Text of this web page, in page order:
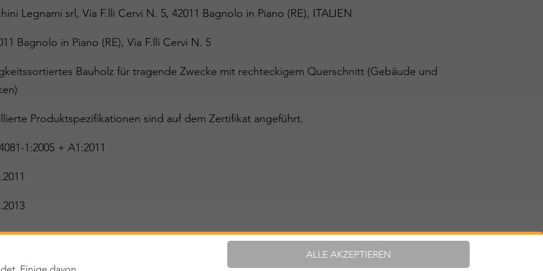
ALLE AKZEPTIEREN
Legnami srl, Via F.lli Cervi N. 5, 42011 Bagnolo in Piano (RE), ITALIEN
Bagnolo in Piano (RE), Via F.lli Cervi N. 5
Bauholz für tragende Zwecke mit rechteckigem Querschnitt (Gebäude und
Produktspezifikationen sind auf dem Zertifikat angeführt.
1:2005 + A1:2011